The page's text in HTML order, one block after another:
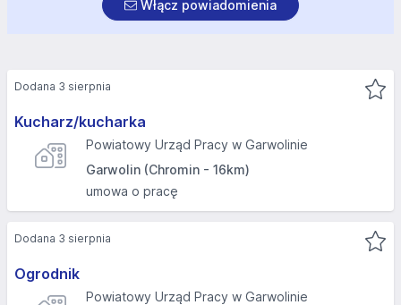
Włącz powiadomienia
Kucharz/kucharka
Powiatowy Urząd Pracy w Garwolinie
Garwolin (Chromin - 16km)
umowa o pracę
Dodana 3 sierpnia
Ogrodnik
Powiatowy Urząd Pracy w Garwolinie
Dodana 3 sierpnia